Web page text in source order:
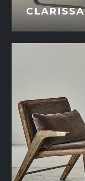
CLARISSA